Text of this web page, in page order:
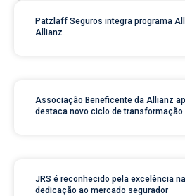
Patzlaff Seguros integra programa
Allianz
Associação Beneficente da Allianz
destaca novo ciclo de transformação
JRS é reconhecido pela excelência
dedicação ao mercado segurador